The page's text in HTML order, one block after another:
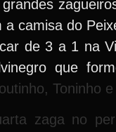
a camisa do
de 3 a 1 na
que
Toninho e
zaga no